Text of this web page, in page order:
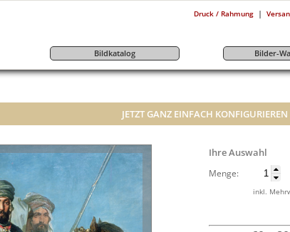
Druck / Rahmung |
Bildkatalog Bilder-
JETZT GANZ EINFACH KONFIGURIEREN
Ihre Auswahl
Menge:
inkl.